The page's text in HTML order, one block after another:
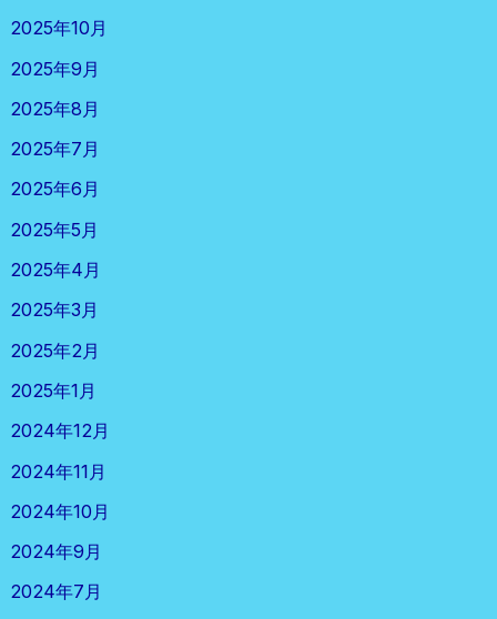
2025年10月
2025年9月
2025年8月
2025年7月
2025年6月
2025年5月
2025年4月
2025年3月
2025年2月
2025年1月
2024年12月
2024年11月
2024年10月
2024年9月
2024年7月